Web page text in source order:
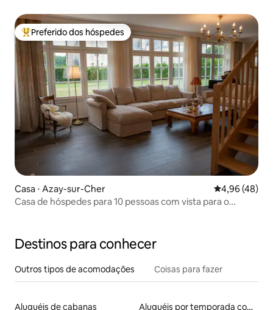
Entre os melhores preferidos dos hóspedes
Preferido dos hóspedes
Casa ⋅ Azay-sur-Cher 4,96 de uma
4,96 (48)
Casa de hóspedes para 10 pessoas com vista para o
Destinos para conhecer
Outros tipos de acomodações Coisas para fazer
Aluguéis de cabanas
Aluguéis por temporada com banheiro para PCD